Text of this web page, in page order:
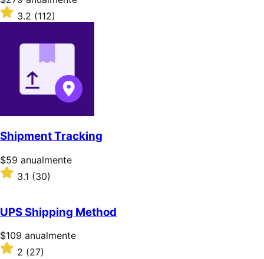
$279/anualmente
Valoración:
3.2
3.2 (112)
Shipment Tracking
Precio:
$59/anualmente
$59 anualmente
Valoración:
5
estrellas
3.1 (30)
UPS Shipping Method
Precio:
$109/anualmente
$109 anualmente
Valoración:
2 (27)